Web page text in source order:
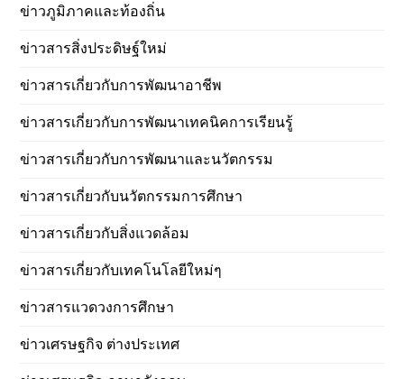
ข่าวภูมิภาคและท้องถิ่น
ข่าวสารสิ่งประดิษฐ์ใหม่
ข่าวสารเกี่ยวกับการพัฒนาอาชีพ
ข่าวสารเกี่ยวกับการพัฒนาเทคนิคการเรียนรู้
ข่าวสารเกี่ยวกับการพัฒนาและนวัตกรรม
ข่าวสารเกี่ยวกับนวัตกรรมการศึกษา
ข่าวสารเกี่ยวกับสิ่งแวดล้อม
ข่าวสารเกี่ยวกับเทคโนโลยีใหม่ๆ
ข่าวสารแวดวงการศึกษา
ข่าวเศรษฐกิจ ต่างประเทศ